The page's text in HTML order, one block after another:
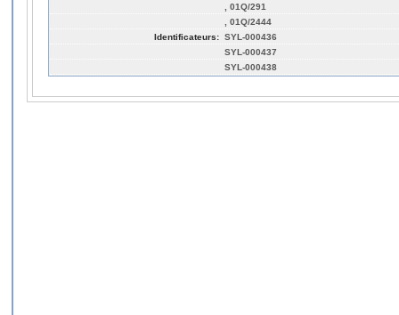
, 01Q/291
, 01Q/2444
Identificateurs: SYL-000436
SYL-000437
SYL-000438